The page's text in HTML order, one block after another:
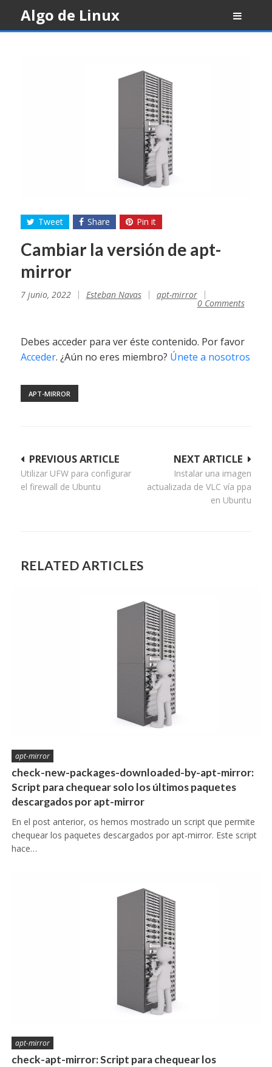
content
Algo de Linux
Tweet Share Pin it
Cambiar la versión de apt-
mirror
7 junio, 2022 Esteban Navas apt-mirror
0 Comments
Debes acceder para ver éste contenido. Por favor
Acceder. ¿Aún no eres miembro? Únete a nosotros
APT-MIRROR
Navegación
de
NEXT ARTICLE
Instalar una imagen
actualizada de VLC vía ppa
en Ubuntu
PREVIOUS ARTICLE
Utilizar UFW para configurar
el firewall de Ubuntu
RELATED ARTICLES
apt-mirror
check-new-packages-downloaded-by-apt-mirror:
Script para chequear solo los últimos paquetes
descargados por apt-mirror
En el post anterior, os hemos mostrado un script que permite
chequear los paquetes descargados por apt-mirror. Este script
hace…
apt-mirror
check-apt-mirror: Script para chequear los